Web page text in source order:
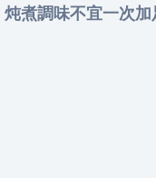
煮調味不宜一次